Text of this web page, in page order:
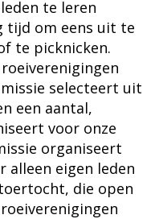
te leren
tijd om eens uit te
te picknicken.
selecteert uit
een aantal,
voor onze
organiseert
alleen eigen leden
die open